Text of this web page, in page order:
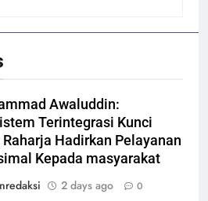
Awaluddin:
Terintegrasi Kunci
Hadirkan Pelayanan
Kepada masyarakat
2 days ago 0